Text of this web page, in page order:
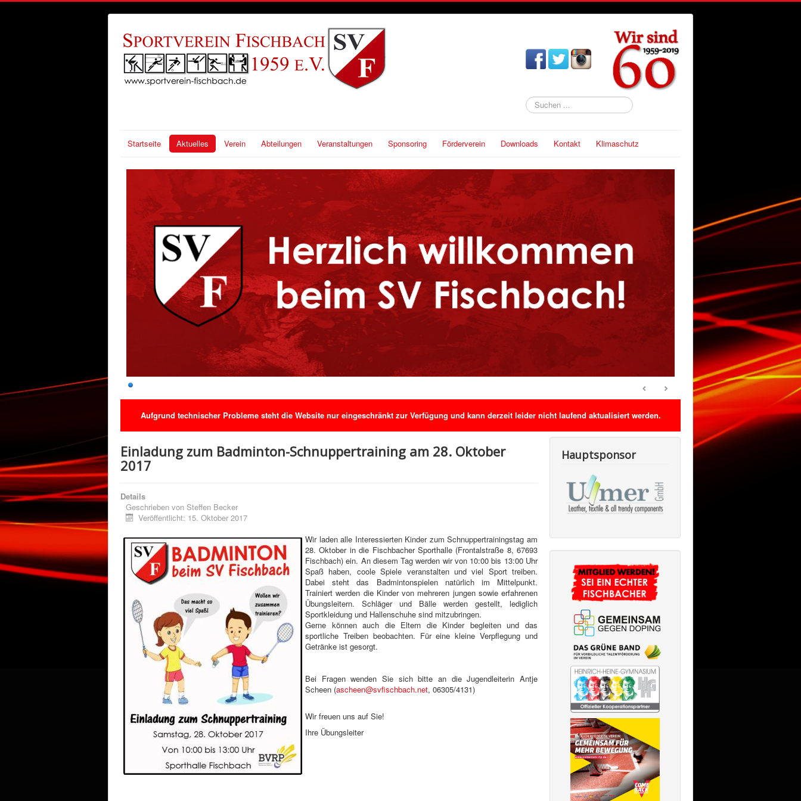
Suchen
...
Startseite Aktuelles Verein Abteilungen Veranstaltungen Sponsoring Förderverein Downloads Kontakt Klimaschutz
Aufgrund technischer Probleme steht die Website nur eingeschränkt zur Verfügung und kann derzeit leider nicht laufend aktualisiert werden.
Einladung zum Badminton-Schnuppertraining am 28. Oktober
2017
Details
Geschrieben von Steffen Becker
Veröffentlicht: 15. Oktober 2017
Wir laden alle Interessierten Kinder zum Schnuppertrainingstag am
28. Oktober in die Fischbacher Sporthalle (Frontalstraße 8, 67693
Fischbach) ein. An diesem Tag werden wir von 10:00 bis 13:00 Uhr
Spaß haben, coole Spiele veranstalten und viel Sport treiben.
Dabei steht das Badmintonspielen natürlich im Mittelpunkt.
Trainiert werden die Kinder von mehreren jungen sowie erfahrenen
Übungsleitern. Schläger und Bälle werden gestellt, lediglich
Sportkleidung und Hallenschuhe sind mitzubringen.
Gerne können auch die Eltern die Kinder begleiten und das
sportliche Treiben beobachten. Für eine kleine Verpflegung und
Getränke ist gesorgt.
Bei Fragen wenden Sie sich bitte an die Jugendleiterin Antje
Scheen (ascheen@svfischbach.net, 06305/4131)
Wir freuen uns auf Sie!
Ihre Übungsleiter
Hauptsponsor